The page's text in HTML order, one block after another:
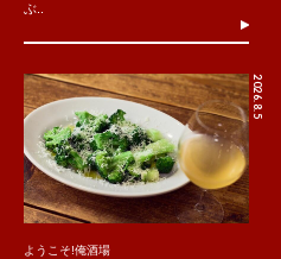
ぶ..
2026.8.5
ようこそ!俺酒場